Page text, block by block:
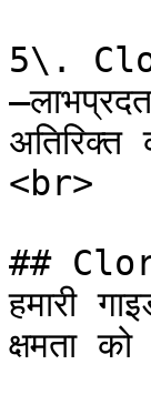
5\.
<br>
##
हमारी
क्षमता